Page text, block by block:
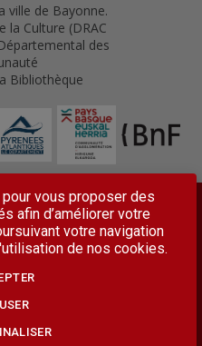
ville de Bayonne.
la Culture (DRAC
des
Bibliothèque
générales d'utilisation
site
vous proposer des
afin d’améliorer votre
votre navigation
de nos cookies.